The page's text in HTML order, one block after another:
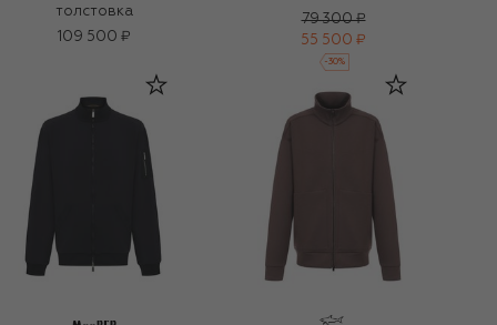
толстовка
109 500 ₽
79 300 ₽
55 500 ₽
-30%